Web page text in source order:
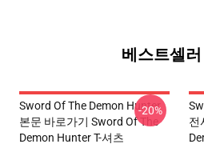
베스트셀
Sword Of The Demon Hunter
본문 바로가기 Sword Of The
Demon Hunter T-셔츠
-20%
전